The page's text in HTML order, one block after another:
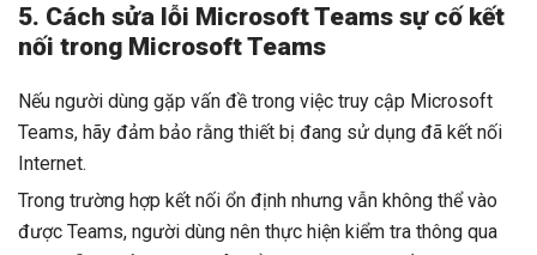
5. Cách sửa lỗi Microsoft Teams sự cố kết
nối trong Microsoft Teams
Nếu người dùng gặp vấn đề trong việc truy cập Microsoft
Teams, hãy đảm bảo rằng thiết bị đang sử dụng đã kết nối
Internet.
Trong trường hợp kết nối ổn định nhưng vẫn không thể vào
được Teams, người dùng nên thực hiện kiểm tra thông qua